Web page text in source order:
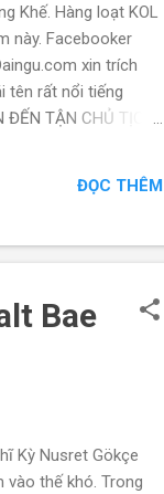
Khế. Hàng loạt KOL
này. Facebooker
xin trích
tên rất nổi tiếng
ĐẾN TẬN CHỦ TỊCH
hàm tướng ở Học
đốc CDC, bệnh
ĐỌC THÊM
Bae
Kỳ Nusret Gökçe
vào thế khó. Trong